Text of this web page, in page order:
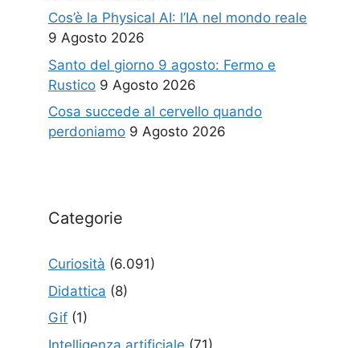
Cos’è la Physical AI: l’IA nel mondo reale
9 Agosto 2026
Santo del giorno 9 agosto: Fermo e
Rustico 9 Agosto 2026
Cosa succede al cervello quando
perdoniamo 9 Agosto 2026
Categorie
Curiosità (6.091)
Didattica (8)
Gif (1)
Intelligenza artificiale (71)